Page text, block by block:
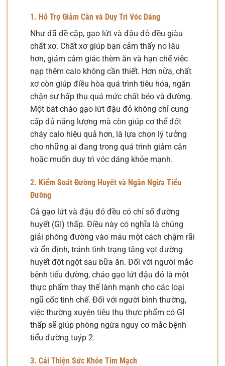
1. Hỗ Trợ Giảm Cân và Duy Trì Vóc Dáng
Như đã đề cập, gạo lứt và đậu đỏ đều giàu
chất xơ. Chất xơ giúp bạn cảm thấy no lâu
hơn, giảm cảm giác thèm ăn và hạn chế việc
nạp thêm calo không cần thiết. Hơn nữa, chất
xơ còn giúp điều hòa quá trình tiêu hóa, ngăn
chặn sự hấp thụ quá mức chất béo và đường.
Một bát cháo gạo lứt đậu đỏ không chỉ cung
cấp đủ năng lượng mà còn giúp cơ thể đốt
cháy calo hiệu quả hơn, là lựa chọn lý tưởng
cho những ai đang trong quá trình giảm cân
hoặc muốn duy trì vóc dáng khỏe mạnh.
2. Kiểm Soát Đường Huyết và Ngăn Ngừa Tiểu
Đường
Cả gạo lứt và đậu đỏ đều có chỉ số đường
huyết (GI) thấp. Điều này có nghĩa là chúng
giải phóng đường vào máu một cách chậm rãi
và ổn định, tránh tình trạng tăng vọt đường
huyết đột ngột sau bữa ăn. Đối với người mắc
bệnh tiểu đường, cháo gạo lứt đậu đỏ là một
thực phẩm thay thế lành mạnh cho các loại
ngũ cốc tinh chế. Đối với người bình thường,
việc thường xuyên tiêu thụ thực phẩm có GI
thấp sẽ giúp phòng ngừa nguy cơ mắc bệnh
tiểu đường tuýp 2.
3. Cải Thiện Sức Khỏe Tim Mạch